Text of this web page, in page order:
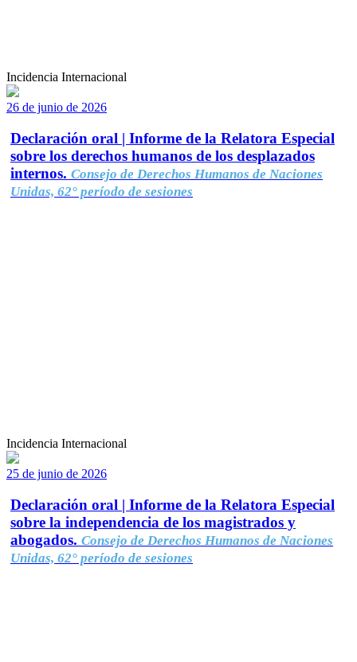
Incidencia Internacional
26 de junio de 2026
Declaración oral | Informe de la Relatora Especial
sobre los derechos humanos de los desplazados
internos. Consejo de Derechos Humanos de Naciones
Unidas, 62° período de sesiones
Incidencia Internacional
25 de junio de 2026
Declaración oral | Informe de la Relatora Especial
sobre la independencia de los magistrados y
abogados. Consejo de Derechos Humanos de Naciones
Unidas, 62° período de sesiones